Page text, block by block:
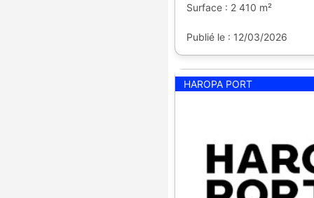
Surface : 2 410 m²
Publié le : 12/03/2026
HAROPA PORT